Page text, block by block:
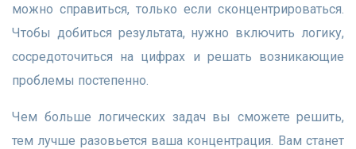
можно справиться, только если сконцентрироваться.
Чтобы добиться результата, нужно включить логику,
сосредоточиться на цифрах и решать возникающие
проблемы постепенно.
Чем больше логических задач вы сможете решить,
тем лучше разовьется ваша концентрация. Вам станет